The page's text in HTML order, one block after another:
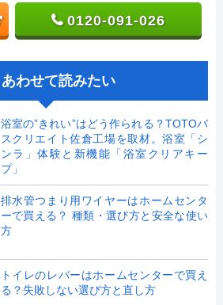
0120-091-026
あわせて読みたい
浴室の”きれい”はどう作られる？TOTOバ
スクリエイト佐倉工場を取材。浴室「シ
ンラ」体験と新機能「浴室クリアキー
プ」
排水管つまり用ワイヤーはホームセンタ
ーで買える？ 種類・選び方と安全な使い
方
トイレのレバーはホームセンターで買え
る？失敗しない選び方と直し方